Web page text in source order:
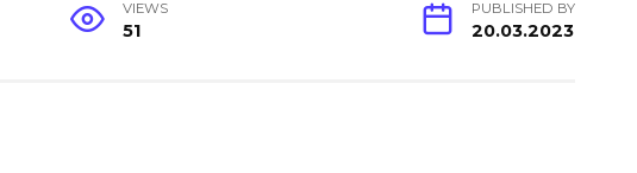
VIEWS
51
PUBLISHED BY
20.03.2023